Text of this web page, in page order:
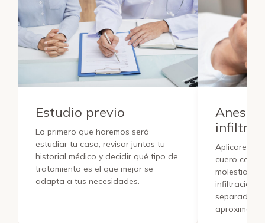
Estudio previo
Lo primero que haremos será
estudiar tu caso, revisar juntos tu
historial médico y decidir qué tipo de
tratamiento es el que mejor se
adapta a tus necesidades.
cuero
molestias y
separadas